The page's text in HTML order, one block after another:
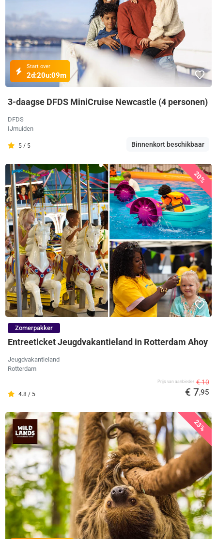
Start over
2d:20u:09m
3-daagse DFDS MiniCruise Newcastle (4 personen)
DFDS
IJmuiden
5 / 5 Binnenkort beschikbaar
20%
Zomerpakker
Entreeticket Jeugdvakantieland in Rotterdam Ahoy
Jeugdvakantieland
Rotterdam
4.8 / 5
Prijs van aanbieder € 10
€ 7,95
23%